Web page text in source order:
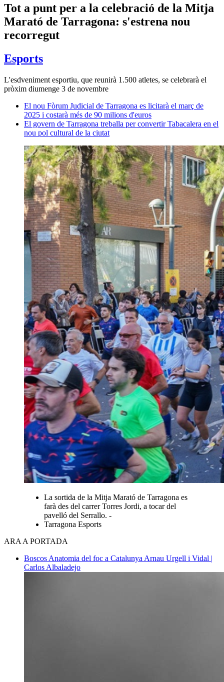
Tot a punt per a la celebració de la Mitja
Marató de Tarragona: s'estrena nou
recorregut
Esports
L'esdveniment esportiu, que reunirà 1.500 atletes, se celebrarà el
pròxim diumenge 3 de novembre
El nou Fòrum Judicial de Tarragona es licitarà el març de
2025 i costarà més de 90 milions d'euros
El govern de Tarragona treballa per convertir Tabacalera en el
nou pol cultural de la ciutat
La sortida de la Mitja Marató de Tarragona es
farà des del carrer Torres Jordi, a tocar del
pavelló del Serrallo. -
Tarragona Esports
ARA A PORTADA
Boscos Anatomia del foc a Catalunya Arnau Urgell i Vidal |
Carlos Albaladejo